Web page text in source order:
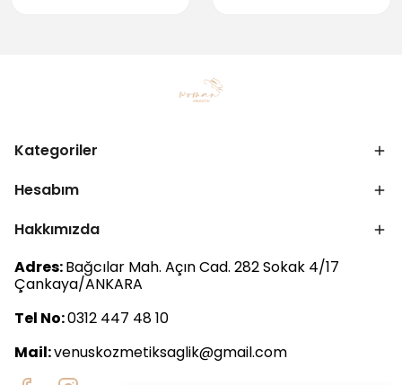
Kategoriler
Hesabım
Hakkımızda
Adres:Bağcılar Mah. Açın Cad. 282 Sokak 4/17
Çankaya/ANKARA
Tel No:0312 447 48 10
Mail:venuskozmetiksaglik@gmail.com